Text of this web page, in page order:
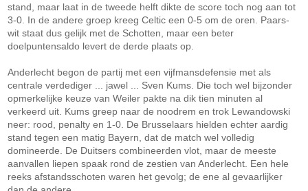
stand, maar laat in de tweede helft dikte de score toch nog aan tot
3-0. In de andere groep kreeg Celtic een 0-5 om de oren. Paars-
wit staat dus gelijk met de Schotten, maar een beter
doelpuntensaldo levert de derde plaats op.
Anderlecht begon de partij met een vijfmansdefensie met als
centrale verdediger ... jawel ... Sven Kums. Die toch wel bijzonder
opmerkelijke keuze van Weiler pakte na dik tien minuten al
verkeerd uit. Kums greep naar de noodrem en trok Lewandowski
neer: rood, penalty en 1-0. De Brusselaars hielden echter aardig
stand tegen een matig Bayern, dat de match wel volledig
domineerde. De Duitsers combineerden vlot, maar de meeste
aanvallen liepen spaak rond de zestien van Anderlecht. Een hele
reeks afstandsschoten waren het gevolg; de ene al gevaarlijker